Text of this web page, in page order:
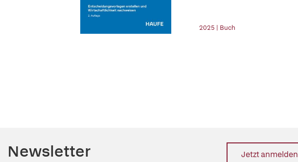
2025 | Buch
Newsletter Jetzt anmelden